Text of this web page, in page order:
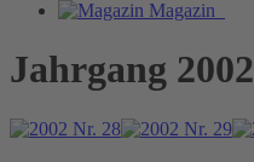
Magazin
Jahrgang 2002